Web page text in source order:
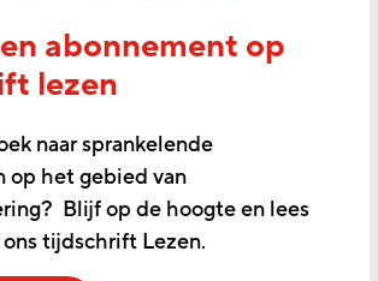
abonnement op
lezen
naar sprankelende
op het gebied van
Blijf op de hoogte en lees
tijdschrift Lezen.